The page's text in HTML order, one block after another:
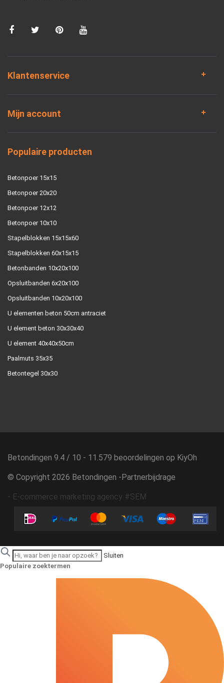
Klantenservice
Mijn account
Populaire producten
Betonpoer 15x15
Betonpoer 20x20
Betonpoer 12x12
Betonpoer 10x10
Stapelblokken 15x15x60
Stapelblokken 60x15x15
Betonbanden 10x20x100
Opsluitbanden 6x20x100
Opsluitbanden 10x20x100
U elementen beton 50cm antraciet
U element beton 30x30x40
U element 40x40x50cm
Paalmuts 35x35
Betontegel 30x30
Betondingen 9.4 / 10 - 11.579 beoordelingen op KiyOh
© Copyright 2026 Betondingen -Partnerbijdrage
- E-commerce marketing agency #SEM
Sluiten
Populaire zoektermen